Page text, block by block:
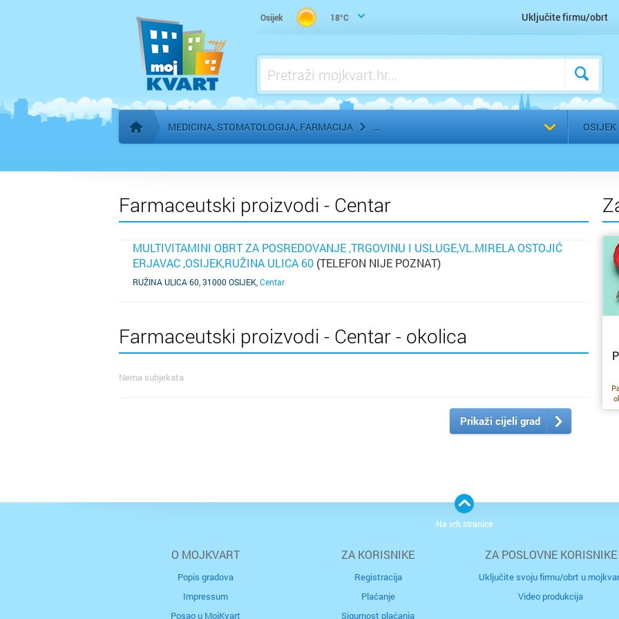
Osijek 18°C Uključite firmu/obrt
Početna stranica
MEDICINA, STOMATOLOGIJA, FARMACIJA
Kućna njega
Logoped
Ljekarna, farmacija
Urologija
Zubar, Stomatolog
OSIJEK
Odaberi
Farmaceutski proizvodi - Centar
MULTIVITAMINI OBRT ZA POSREDOVANJE ,TRGOVINU I USLUGE,VL.MIRELA OSTOJIĆ
ERJAVAC ,OSIJEK,RUŽINA ULICA 60 (TELEFON NIJE POZNAT)
RUŽINA ULICA 60, 31000 OSIJEK Centar
Farmaceutski proizvodi - Centar - okolica
Nema subjekata
Prikaži cijeli grad
O MOJKVART
Popis gradova
Impressum
Posao u MojKvart
ZA KORISNIKE
Registracija
Plaćanje
Sigurnost plaćanja
ZA POSLOVNE KORISNIKE
Uključite svoju firmu/obrt u
Video produkcija
Na vrh stranice